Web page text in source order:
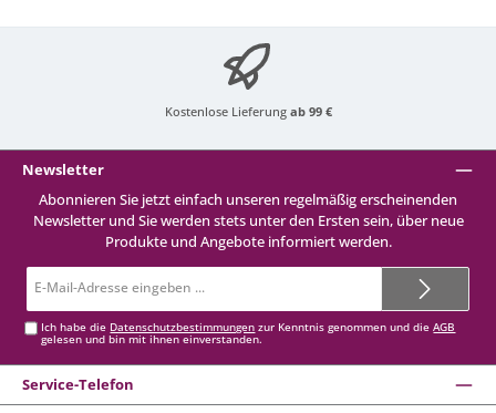
Kostenlose Lieferung ab 99 €
Newsletter
Abonnieren Sie jetzt einfach unseren regelmäßig erscheinenden
Newsletter und Sie werden stets unter den Ersten sein, über neue
Produkte und Angebote informiert werden.
Mail-
Ich habe die Datenschutzbestimmungen zur Kenntnis genommen und dieAGB
gelesen und bin mit ihnen einverstanden.
Service-Telefon